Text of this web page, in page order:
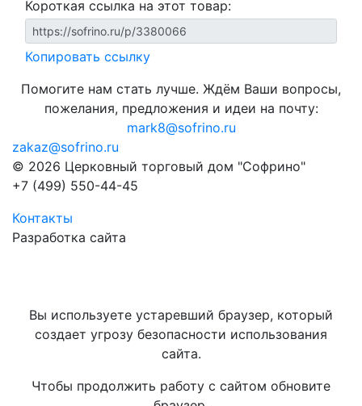
Короткая ссылка на этот товар:
Копировать ссылку
Помогите нам стать лучше. Ждём Ваши вопросы,
пожелания, предложения и идеи на почту:
mark8@sofrino.ru
zakaz@sofrino.ru
© 2026 Церковный торговый дом "Софрино"
+7 (499) 550-44-45
Контакты
Разработка сайта
Вы используете устаревший браузер, который
создает угрозу безопасности использования
сайта.
Чтобы продолжить работу с сайтом обновите